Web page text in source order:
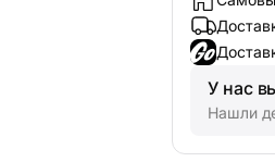
У нас
Нашли